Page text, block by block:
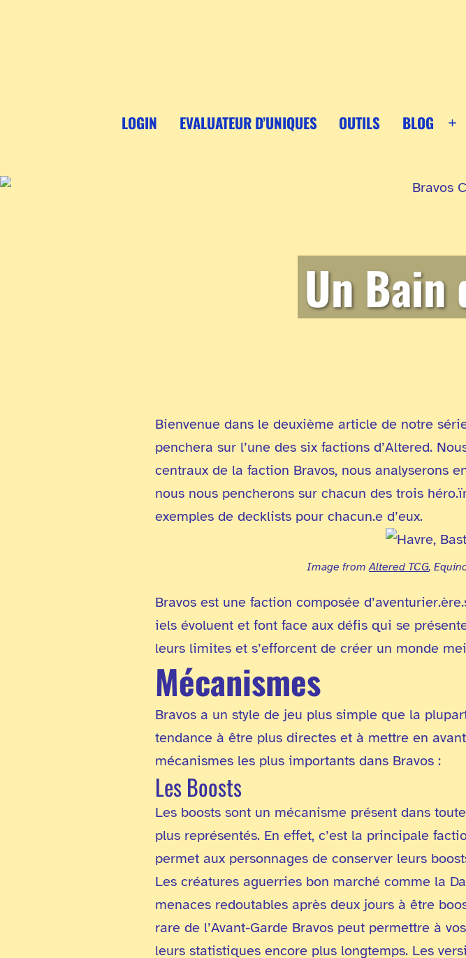
LOGIN EVALUATEUR D’UNIQUES OUTILS BLOG
Un Bain
Bienvenue dans le deuxième article de notre
penchera sur l’une des six factions d’Altered.
centraux de la faction Bravos, nous analyserons
nous nous pencherons sur chacun des trois
exemples de decklists pour chacun.e d’eux.
Image fromAltered TCG,
Bravos est une faction composée
iels évoluent et font face aux défis qui se
leurs limites et s’efforcent de créer un monde
Mécanismes
Bravos a un style de jeu plus simple que la
tendance à être plus directes et à mettre en
mécanismes les plus importants dans Bravos :
Les Boosts
Les boosts sont un mécanisme présent dans
plus représentés. En effet, c’est la principale
permet aux personnages de conserver leurs
Les créatures aguerries bon marché comme la
menaces redoutables après deux jours à être
rare de l’Avant-Garde Bravos peut permettre à
leurs statistiques encore plus longtemps. Les